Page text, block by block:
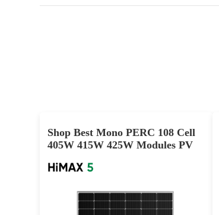
Shop Best Mono PERC 108 Cell
405W 415W 425W Modules PV